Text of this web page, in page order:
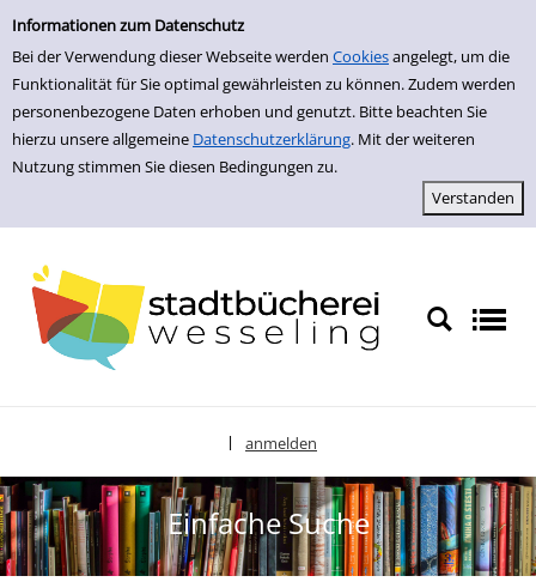
Informationen zum Datenschutz
Bei der Verwendung dieser Webseite werden Cookiesangelegt, um die
Funktionalität für Sie optimal gewährleisten zu können. Zudem werden
personenbezogene Daten erhoben und genutzt. Bitte beachten Sie
hierzu unsere allgemeine Datenschutzerklärung. Mit der weiteren
Nutzung stimmen Sie diesen Bedingungen zu.
zur Navigation springen
zum Inhalt springen
Zur Detailanzeige springen
anmelden
Einfache Suche